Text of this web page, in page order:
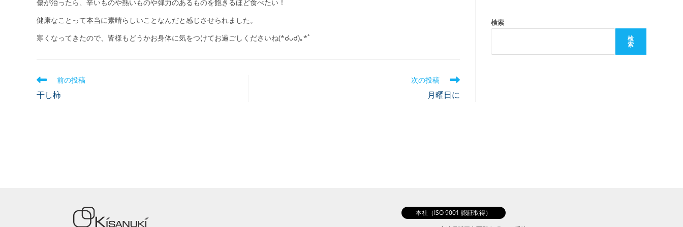
傷が治ったら、辛いものや熱いものや弾力のあるものを飽きるほど食べたい！
健康なことって本当に素晴らしいことなんだと感じさせられました。
寒くなってきたので、皆様もどうかお身体に気をつけてお過ごしくださいね(*☌ᴗ☌)｡*ﾟ
前の投稿
干し柿
次の投稿
月曜日に
検索
検
索
本社（ISO 9001 認証取得）